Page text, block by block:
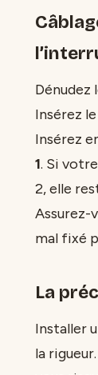
Dénudez
Insérez
Insérez
1. Si
2, elle
Assurez-
mal fixé
La
Installer
la